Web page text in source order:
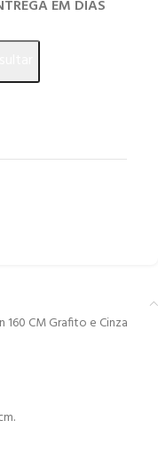
EM DIAS
160 CM Grafito e Cinza